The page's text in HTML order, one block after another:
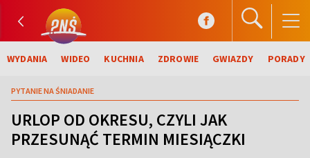
WYDANIA WIDEO KUCHNIA ZDROWIE GWIAZDY PORADY
PYTANIE NA ŚNIADANIE
URLOP OD OKRESU, CZYLI JAK
PRZESUNĄĆ TERMIN MIESIĄCZKI